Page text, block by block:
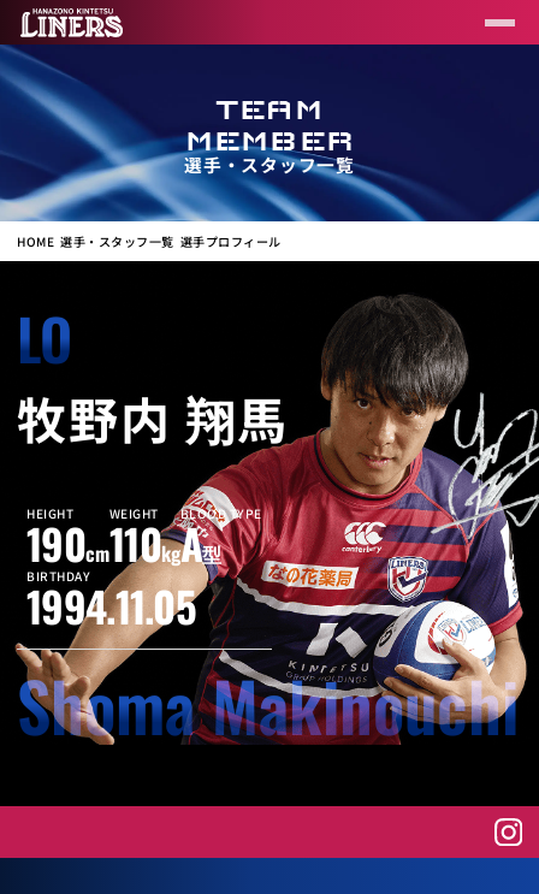
TEAM
MEMBER
選手・スタッフ一覧
HOME 選手・スタッフ一覧 選手プロフィール
LO
牧野内 翔馬
HEIGHT
190cm
WEIGHT
110kg
BLOOD TYPE
A型
BIRTHDAY
1994.11.05
Shoma Makinouchi